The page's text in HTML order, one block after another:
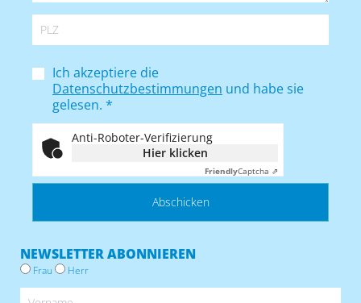
Ich akzeptiere die
Datenschutzbestimmungen und habe sie
gelesen. *
Anti-Roboter-Verifizierung
Hier klicken
FriendlyCaptcha ⇗
NEWSLETTER ABONNIEREN
Frau Herr